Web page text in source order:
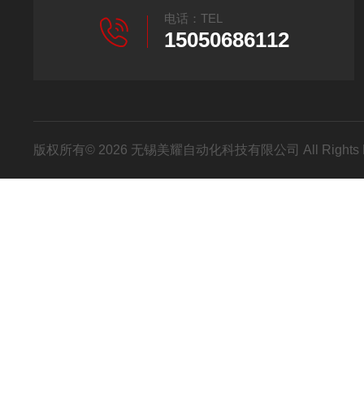
电话：TEL
15050686112
版权所有© 2026 无锡美耀自动化科技有限公司 All